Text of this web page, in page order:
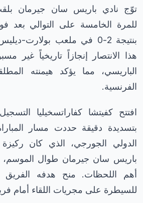
توّج نادي باريس سان جيرمان
للمرة الخامسة على التوالي بعد
بنتيجة 2-0 في ملعب بولارت-
هذا الانتصار إنجازاً تاريخياً غير
الباريسي، مما يؤكد هيمنته
الفرنسية.
افتتح كفيتشا كفاراتسخيليا
بتسديدة دقيقة حددت مسار
الدولي الجورجي، الذي كان
باريس سان جيرمان طوال
أهم اللحظات. منح هدفه الفريق
للسيطرة على مجريات اللقاء أمام